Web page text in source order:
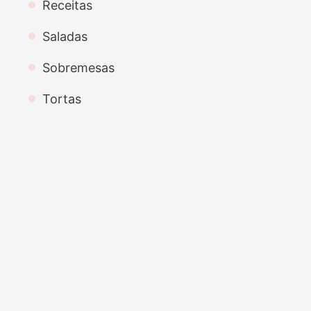
Receitas
Saladas
Sobremesas
Tortas